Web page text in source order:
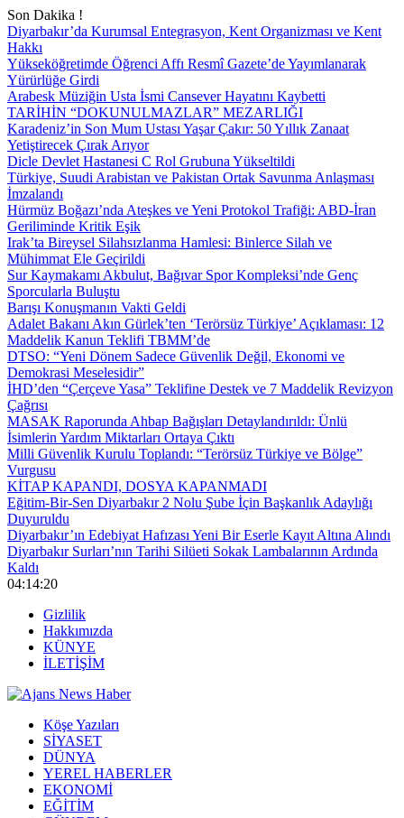
Son Dakika !
Diyarbakır’da Kurumsal Entegrasyon, Kent Organizması ve Kent
Hakkı
Yükseköğretimde Öğrenci Affı Resmî Gazete’de Yayımlanarak
Yürürlüğe Girdi
Arabesk Müziğin Usta İsmi Cansever Hayatını Kaybetti
TARİHİN “DOKUNULMAZLAR” MEZARLIĞI
Karadeniz’in Son Mum Ustası Yaşar Çakır: 50 Yıllık Zanaat
Yetiştirecek Çırak Arıyor
Dicle Devlet Hastanesi C Rol Grubuna Yükseltildi
Türkiye, Suudi Arabistan ve Pakistan Ortak Savunma Anlaşması
İmzalandı
Hürmüz Boğazı’nda Ateşkes ve Yeni Protokol Trafiği: ABD-İran
Geriliminde Kritik Eşik
Irak’ta Bireysel Silahsızlanma Hamlesi: Binlerce Silah ve
Mühimmat Ele Geçirildi
Sur Kaymakamı Akbulut, Bağıvar Spor Kompleksi’nde Genç
Sporcularla Buluştu
Barışı Konuşmanın Vakti Geldi
Adalet Bakanı Akın Gürlek’ten ‘Terörsüz Türkiye’ Açıklaması: 12
Maddelik Kanun Teklifi TBMM’de
DTSO: “Yeni Dönem Sadece Güvenlik Değil, Ekonomi ve
Demokrasi Meselesidir”
İHD’den “Çerçeve Yasa” Teklifine Destek ve 7 Maddelik Revizyon
Çağrısı
MASAK Raporunda Ahbap Bağışları Detaylandırıldı: Ünlü
İsimlerin Yardım Miktarları Ortaya Çıktı
Milli Güvenlik Kurulu Toplandı: “Terörsüz Türkiye ve Bölge”
Vurgusu
KİTAP KAPANDI, DOSYA KAPANMADI
Eğitim-Bir-Sen Diyarbakır 2 Nolu Şube İçin Başkanlık Adaylığı
Duyuruldu
Diyarbakır’ın Edebiyat Hafızası Yeni Bir Eserle Kayıt Altına Alındı
Diyarbakır Surları’nın Tarihi Silüeti Sokak Lambalarının Ardında
Kaldı
04:14:21
Gizlilik
Hakkımızda
KÜNYE
İLETİŞİM
Köşe Yazıları
SİYASET
DÜNYA
YEREL HABERLER
EKONOMİ
EĞİTİM